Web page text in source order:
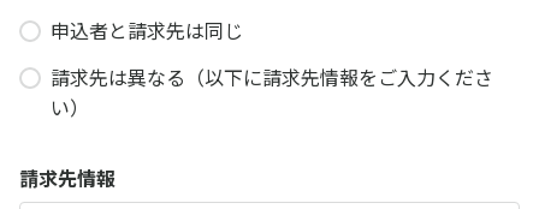
申込者と請求先は同じ
請求先は異なる（以下に請求先情報をご入力くださ
い）
請求先情報